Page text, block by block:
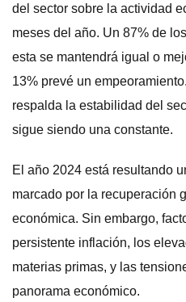
del sector sobre la actividad
meses del año. Un 87% de
esta se mantendrá igual o
13% prevé un
respalda la estabilidad del
sigue siendo una constante.
El año 2024 está resultando
marcado por la recuperación
económica. Sin embargo,
persistente inflación, los
materias primas, y las
panorama económico.